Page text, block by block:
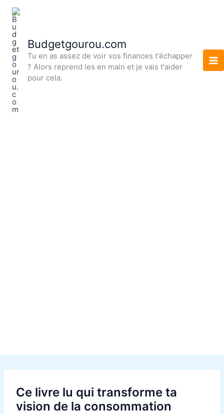
Aller
contenu
Budgetgourou.com
Tu en as assez de voir vos finances t'échapper
? Alors reprend les en main et je vais t'aider
pour cela.
Ce livre lu qui transforme ta
vision de la consommation